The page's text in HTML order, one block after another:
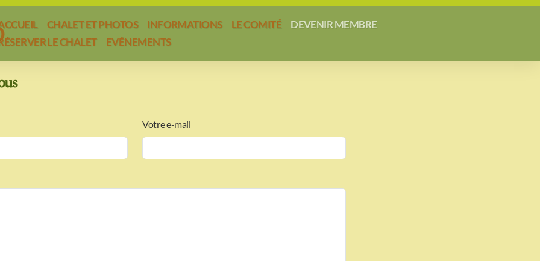
CHALET ET PHOTOS INFORMATIONS LE COMITÉ
DEVENIR MEMBRE
LE CHALET
EVÉNEMENTS
Votre e-mail